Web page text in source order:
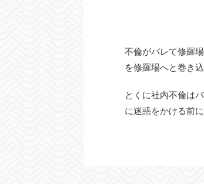
不倫がバレて修羅
を修羅場へと巻き
とくに社内不倫は
に迷惑をかける前